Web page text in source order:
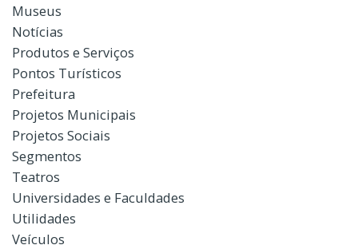
Museus
Notícias
Produtos e Serviços
Pontos Turísticos
Prefeitura
Projetos Municipais
Projetos Sociais
Segmentos
Teatros
Universidades e Faculdades
Utilidades
Veículos